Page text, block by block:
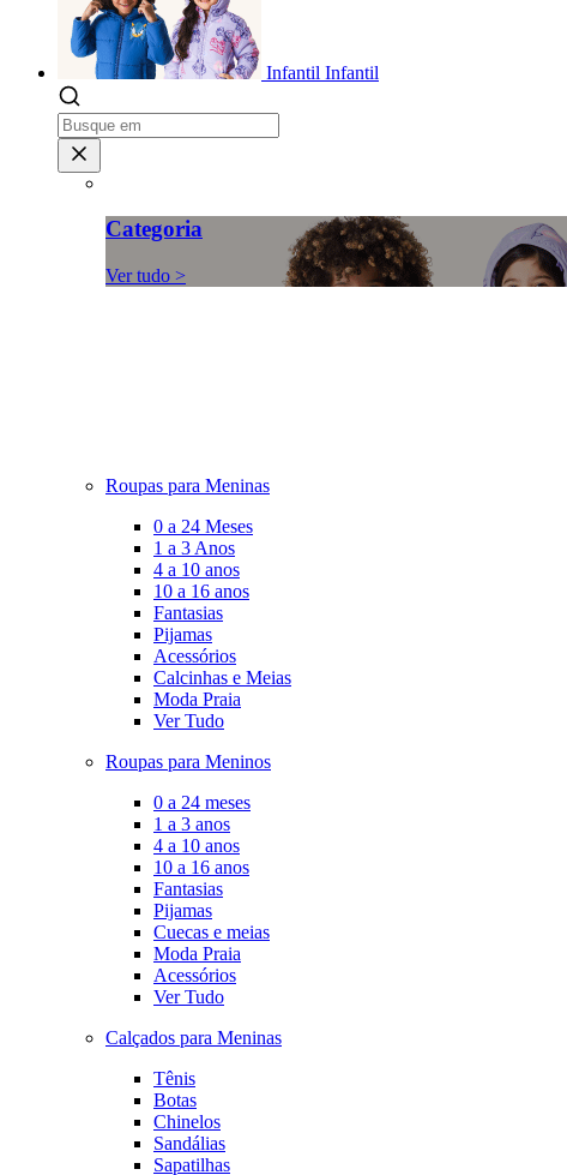
Infantil Infantil
Categoria
Ver tudo >
Roupas para Meninas
0 a 24 Meses
1 a 3 Anos
4 a 10 anos
10 a 16 anos
Fantasias
Pijamas
Acessórios
Calcinhas e Meias
Moda Praia
Ver Tudo
Roupas para Meninos
0 a 24 meses
1 a 3 anos
4 a 10 anos
10 a 16 anos
Fantasias
Pijamas
Cuecas e meias
Moda Praia
Acessórios
Ver Tudo
Calçados para Meninas
Tênis
Botas
Chinelos
Sandálias
Sapatilhas